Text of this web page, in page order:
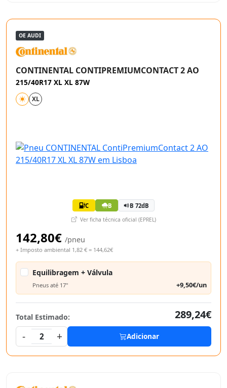
OE AUDI
CONTINENTAL CONTIPREMIUMCONTACT 2 AO
215/40R17 XL XL 87W
XL
C B B 72dB
Ver ficha técnica oficial (EPREL)
142,80€ /pneu
+ Imposto ambiental 1,82 € = 144,62€
Equilibragem + Válvula
Pneus até 17" +9,50€/un
Total Estimado:
289,24€
-
2 + Adicionar